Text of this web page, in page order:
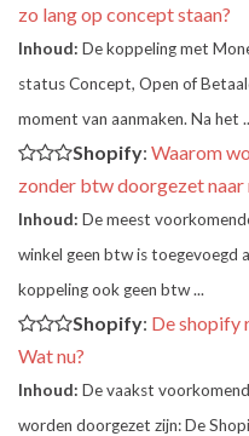
zo lang op concept staan?
Inhoud: De koppeling met
status Concept, Open of
moment van aanmaken. Na het
Shopify: Waarom
zonder btw doorgezet
Inhoud: De meest
winkel geen btw is toegevoegd
koppeling ook geen btw ...
Shopify: De shopify
Wat nu?
Inhoud: De vaakst
worden doorgezet zijn: De